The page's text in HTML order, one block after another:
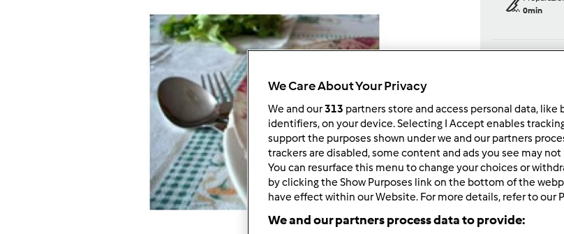
0min
porzione/
4
--
We Care About Your Privacy
We and our313 partners store and access personal data, like
identifiers, on your device. Selecting I Accept enables
support the purposes shown under we and our partners
trackers are disabled, some content and ads you see may
You can resurface this menu to change your choices or
by clicking the Show Purposes link on the bottom of the
have effect within our Website. For more details, refer to our
We and our partners process data to provide: